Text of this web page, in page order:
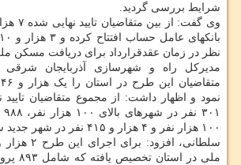
شرایط بررسی گردید.
نظر در زمان عقدقرارداد برای دریافت مسکن ملی
مدیرکل راه و شهرسازی آذربایجان شرقی
۱۰۰ هزار نفر و ۴ هزار و ۴۱۵ نفر در شهر جدید سهند هستند.
ملی در